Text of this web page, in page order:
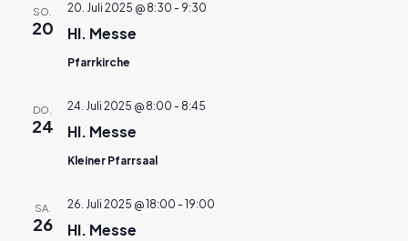
SO.
20 Hl. Messe
20. Juli 2025 @ 8:30 - 9:30
Pfarrkirche
DO.
24 Hl. Messe
24. Juli 2025 @ 8:00 - 8:45
Kleiner Pfarrsaal
SA.
26 Hl. Messe
26. Juli 2025 @ 18:00 - 19:00